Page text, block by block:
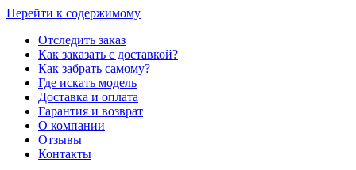
Перейти к содержимому
Отследить заказ
Как заказать с доставкой?
Как забрать самому?
Где искать модель
Доставка и оплата
Гарантия и возврат
О компании
Отзывы
Контакты